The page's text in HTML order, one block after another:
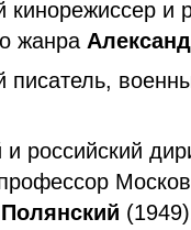
кинорежиссер
жанра
писатель,
и российский